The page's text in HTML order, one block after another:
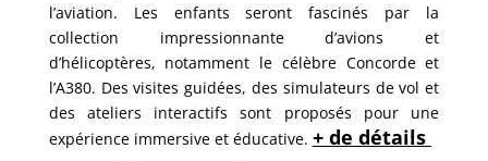
l’aviation. Les enfants seront fascinés par la
collection impressionnante d’avions et
d’hélicoptères, notamment le célèbre Concorde et
l’A380. Des visites guidées, des simulateurs de vol et
des ateliers interactifs sont proposés pour une
expérience immersive et éducative. + de détails